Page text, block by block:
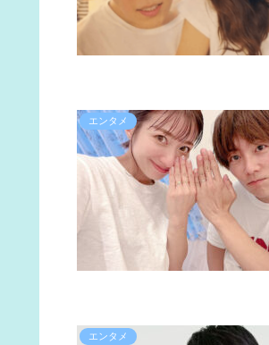
エンタメ
エンタメ